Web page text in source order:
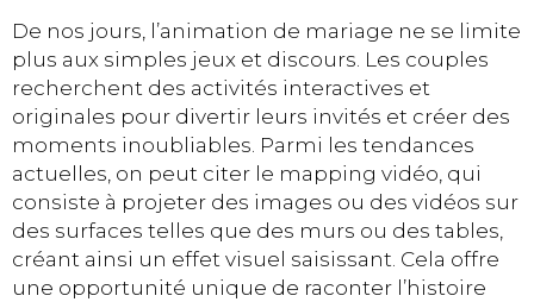
De nos jours, l’animation de mariage ne se limite
plus aux simples jeux et discours. Les couples
recherchent des activités interactives et
originales pour divertir leurs invités et créer des
moments inoubliables. Parmi les tendances
actuelles, on peut citer le mapping vidéo, qui
consiste à projeter des images ou des vidéos sur
des surfaces telles que des murs ou des tables,
créant ainsi un effet visuel saisissant. Cela offre
une opportunité unique de raconter l’histoire